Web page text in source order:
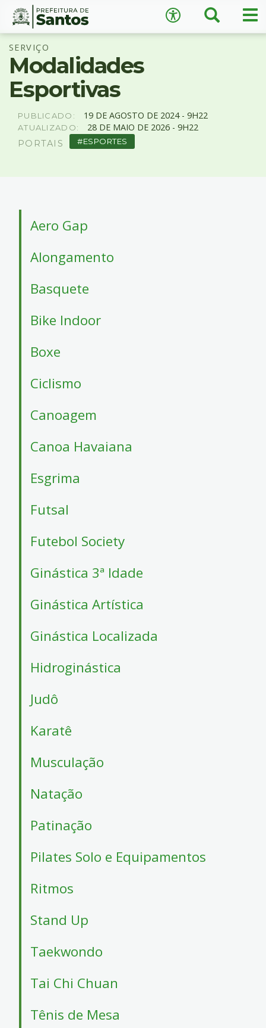
Ir
para
conteúdo
para
menu
rodapé
Acessibilidade
Busca
Acessibilidade ×
Conteúdo
SERVIÇO
Modalidades
Esportivas
PUBLICADO: 19 DE AGOSTO DE 2024 - 9H22
ATUALIZADO: 28 DE MAIO DE 2026 -9H22
PORTAIS ESPORTES
Aero Gap
Alongamento
Basquete
Bike Indoor
Boxe
Ciclismo
Canoagem
Canoa Havaiana
Esgrima
Futsal
Futebol Society
Ginástica 3ª Idade
Ginástica Artística
Ginástica Localizada
Hidroginástica
Judô
Karatê
Musculação
Natação
Patinação
Pilates Solo e Equipamentos
Ritmos
Stand Up
Taekwondo
Tai Chi Chuan
Tênis de Mesa